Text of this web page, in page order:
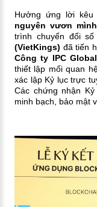
Hưởng ứng lời
nguyên vươn
trình chuyển đổi số
(VietKings) đã tiến
Công ty IPC
thiết lập mối quan
xác lập Kỷ lục trực
Các chứng nhận
minh bạch, bảo mật